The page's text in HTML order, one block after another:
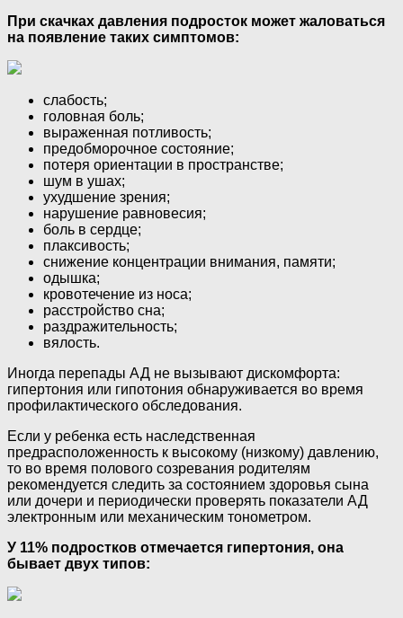
При скачках давления подросток может жаловаться
на появление таких симптомов:
слабость;
головная боль;
выраженная потливость;
предобморочное состояние;
потеря ориентации в пространстве;
шум в ушах;
ухудшение зрения;
нарушение равновесия;
боль в сердце;
плаксивость;
снижение концентрации внимания, памяти;
одышка;
кровотечение из носа;
расстройство сна;
раздражительность;
вялость.
Иногда перепады АД не вызывают дискомфорта:
гипертония или гипотония обнаруживается во время
профилактического обследования.
Если у ребенка есть наследственная
предрасположенность к высокому (низкому) давлению,
то во время полового созревания родителям
рекомендуется следить за состоянием здоровья сына
или дочери и периодически проверять показатели АД
электронным или механическим тонометром.
У 11% подростков отмечается гипертония, она
бывает двух типов: